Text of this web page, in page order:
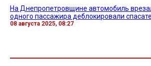
На Днепропетровщине автомобиль
одного пассажира деблокировали
08 августа 2025, 08:27